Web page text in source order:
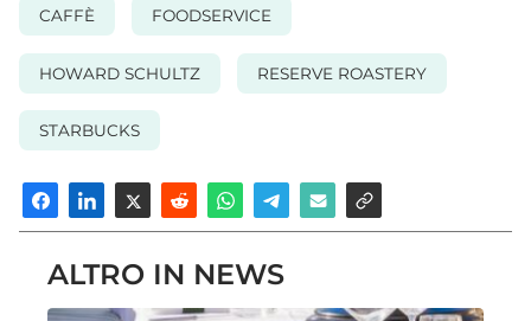
CAFFÈ FOODSERVICE
HOWARD SCHULTZ RESERVE ROASTERY
STARBUCKS
ALTRO IN NEWS